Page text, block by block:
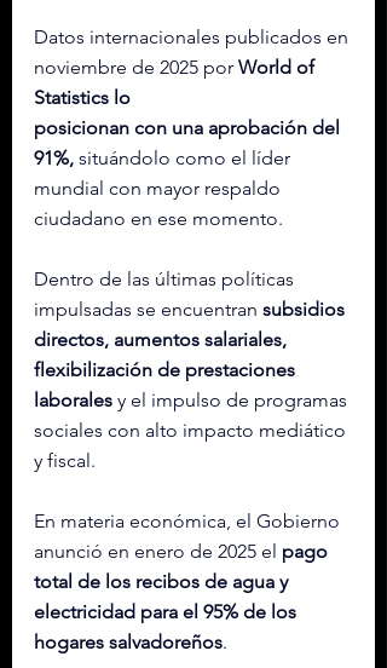
Datos internacionales publicados en
noviembre de 2025 por World of
Statistics lo
posicionan con una aprobación del
91%, situándolo como el líder
mundial con mayor respaldo
ciudadano en ese momento.
Dentro de las últimas políticas
impulsadas se encuentran subsidios
directos, aumentos salariales,
flexibilización de prestaciones
laborales y el impulso de programas
sociales con alto impacto mediático
y fiscal.
En materia económica, el Gobierno
anunció en enero de 2025 el pago
total de los recibos de agua y
electricidad para el 95% de los
hogares salvadoreños.